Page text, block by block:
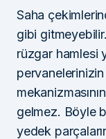
Saha
gibi
rüzgar hamlesi
pervanelerinizin
gelmez. Böyle
yedek